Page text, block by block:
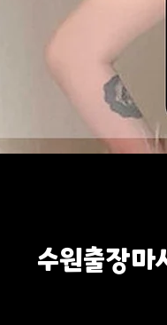
수원출장